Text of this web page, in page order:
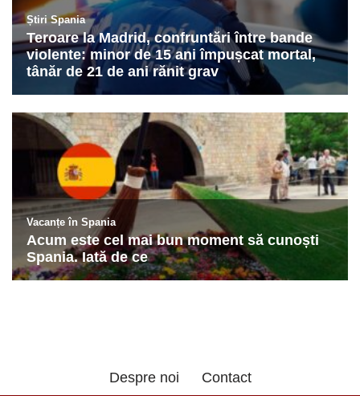
Despre noi Contact